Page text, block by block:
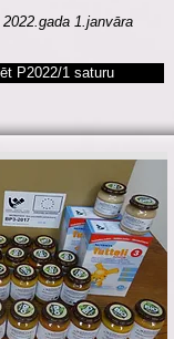
1.janvāra
P2022/1 saturu